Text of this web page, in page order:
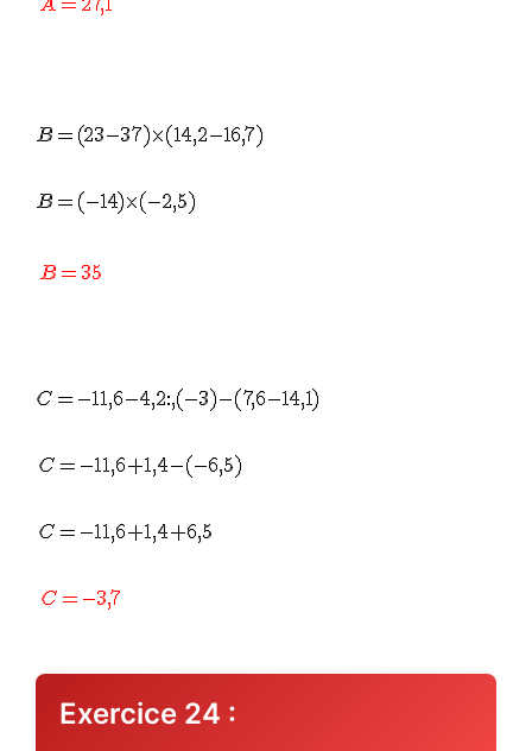
Exercice 24 :